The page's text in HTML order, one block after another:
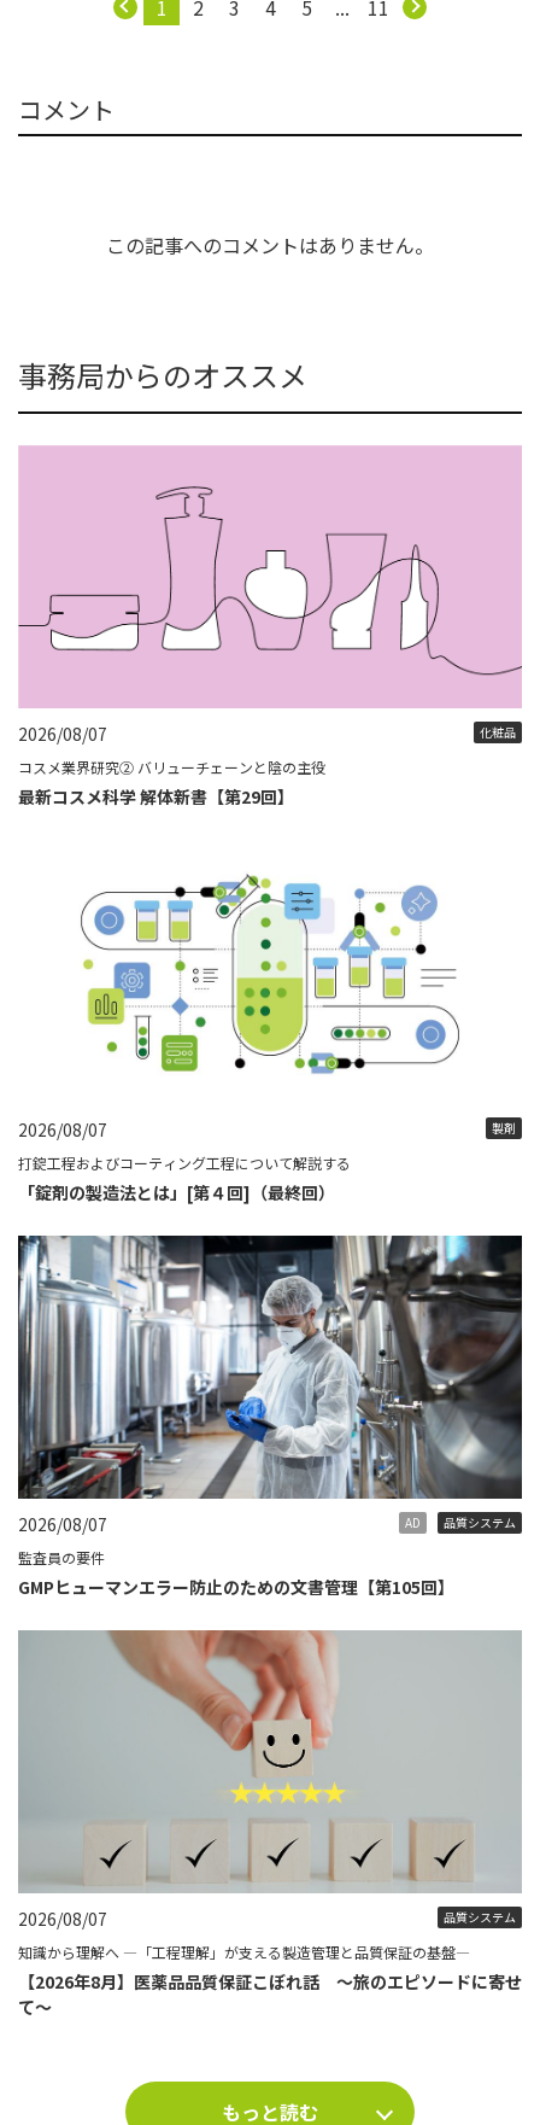
1
2 3 4 5 ... 11
コメント
この記事へのコメントはありません。
事務局からのオススメ
2026/08/07 化粧品
コスメ業界研究② バリューチェーンと陰の主役
最新コスメ科学 解体新書【第29回】
2026/08/07 製剤
打錠工程およびコーティング工程について解説する
「錠剤の製造法とは」[第４回]（最終回）
2026/08/07 AD 品質システム
監査員の要件
GMPヒューマンエラー防止のための文書管理【第105回】
2026/08/07 品質システム
知識から理解へ ―「工程理解」が支える製造管理と品質保証の基盤―
【2026年8月】医薬品品質保証こぼれ話 ～旅のエピソードに寄せ
て～
もっと読む